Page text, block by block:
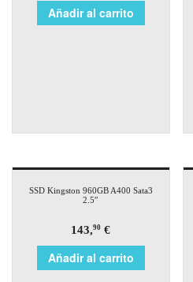
Añadir al carrito
SSD Kingston 960GB A400 Sata3
2.5″
143,90 €
Añadir al carrito